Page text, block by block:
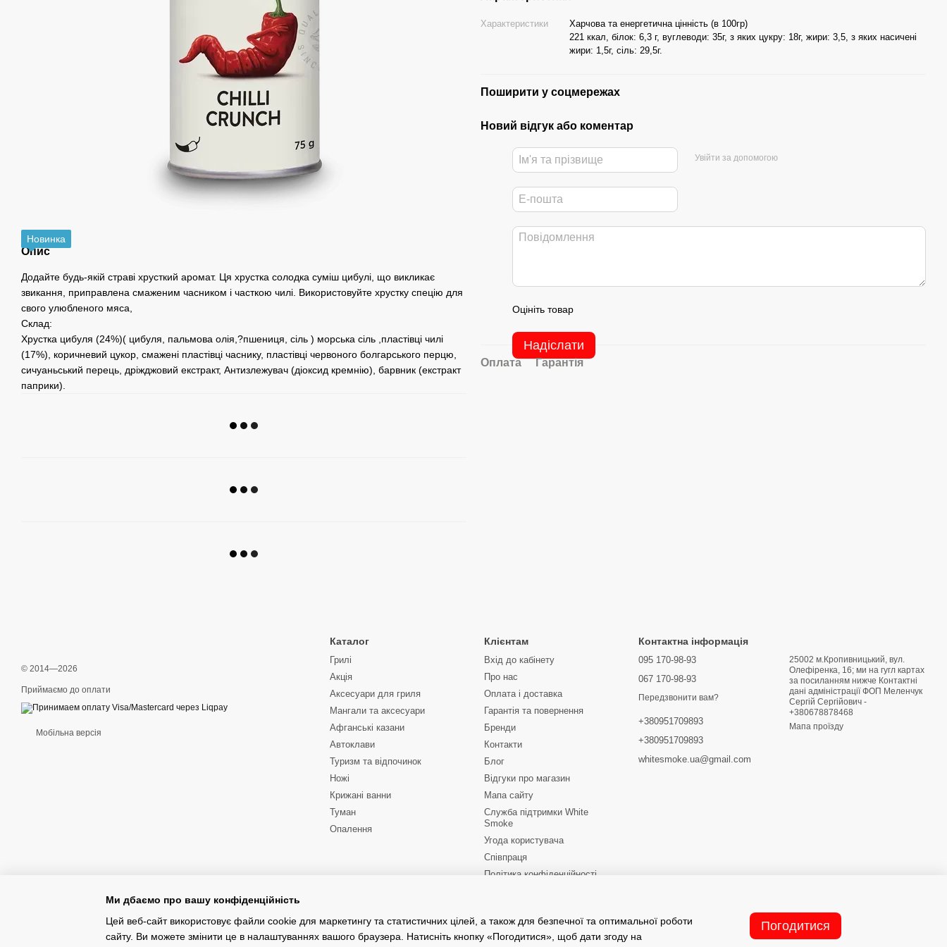
Новинка
Опис
Додайте будь-якій страві хрусткий аромат. Ця хрустка солодка суміш цибулі, що викликає
звикання, приправлена ​​смаженим часником і часткою чилі. Використовуйте хрустку спецію для
свого улюбленого мяса,
Склад:
Хрустка цибуля (24%)( цибуля, пальмова олія,?пшениця, сіль ) морська сіль ,пластівці чилі
(17%), коричневий цукор, смажені пластівці часнику, пластівці червоного болгарського перцю,
сичуаньський перець, дріжджовий екстракт, Антизлежувач (діоксид кремнію), барвник (екстракт
паприки).
Характеристики
Харчова та енергетична цінність (в 100гр)
221 ккал, білок: 6,3 г, вуглеводи: 35г, з яких цукру: 18г, жири: 3,5, з яких насичені
жири: 1,5г, сіль: 29,5г.
Поширити у соцмережах
Новий відгук або коментар
Увійти за допомогою
Оцініть товар
Надіслати
Оплата Гарантія
© 2014—2026
Приймаємо до оплати
Мобільна версія
Каталог
Грилі
Акція
Аксесуари для гриля
Мангали та аксесуари
Афганські казани
Автоклави
Туризм та відпочинок
Ножі
Крижані ванни
Туман
Опалення
Клієнтам
Вхід до кабінету
Про нас
Оплата і доставка
Гарантія та повернення
Бренди
Контакти
Блог
Відгуки про магазин
Мапа сайту
Служба підтримки White
Smoke
Угода користувача
Співпраця
Політика конфіденційності
Контактна інформація
095 170-98-93
067 170-98-93
Передзвонити вам?
+380951709893
+380951709893
whitesmoke.ua@gmail.com
25002 м.Кропивницький, вул.
Олефіренка, 16; ми на гугл картах
за посиланням нижче Контактні
дані адміністрації ФОП Меленчук
Сергій Сергійович -
+380678878468
Мапа проїзду
Ми дбаємо про вашу конфіденційність
Цей веб-сайт використовує файли cookie для маркетингу та статистичних цілей, а також для безпечної та оптимальної роботи
сайту. Ви можете змінити це в налаштуваннях вашого браузера. Натисніть кнопку «Погодитися», щоб дати згоду на
Погодитися